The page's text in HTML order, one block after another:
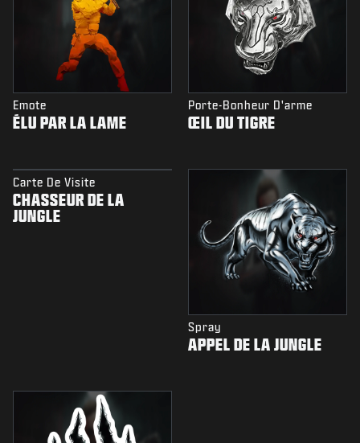
Emote
ÉLU PAR LA LAME
Porte-Bonheur D'arme
ŒIL DU TIGRE
Carte De Visite
CHASSEUR DE LA
JUNGLE
Spray
APPEL DE LA JUNGLE